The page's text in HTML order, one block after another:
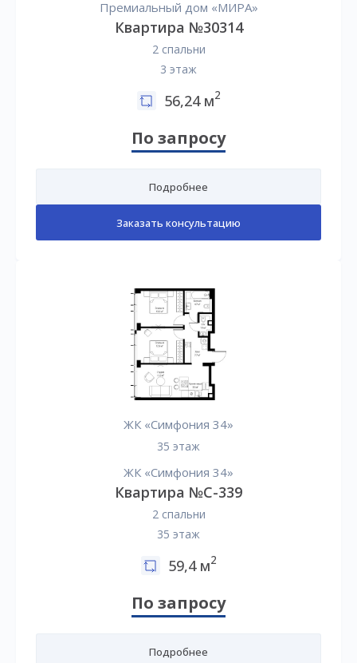
Премиальный дом «МИРА»
Квартира №30314
2 спальни
3 этаж
56,24 м2
По запросу
Подробнее
Заказать консультацию
ЖК «Симфония 34»
35 этаж
ЖК «Симфония 34»
Квартира №C-339
2 спальни
35 этаж
59,4 м2
По запросу
Подробнее